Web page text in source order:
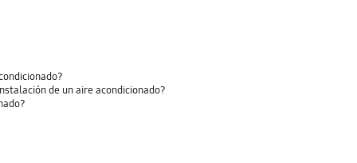
de un aire acondicionado?